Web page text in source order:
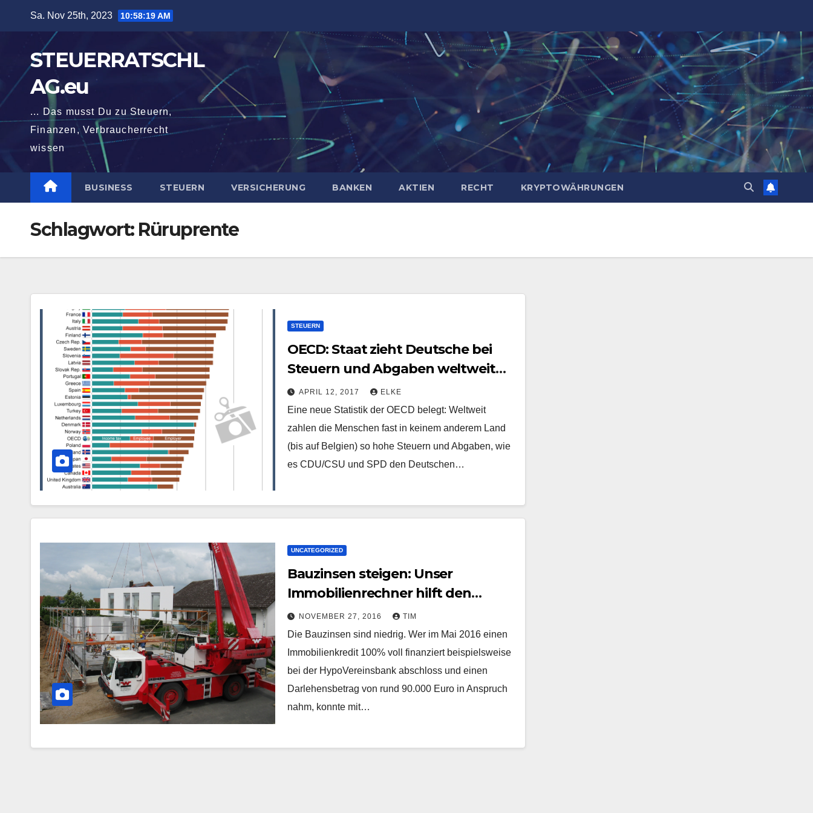
Sa. Nov 25th, 2023 10:58:20 AM
STEUERRATSCHL
AG.eu
... Das musst Du zu Steuern,
Finanzen, Verbraucherrecht
wissen
BUSINESS STEUERN VERSICHERUNG BANKEN AKTIEN RECHT KRYPTOWÄHRUNGEN
Schlagwort: Rüruprente
STEUERN
OECD: Staat zieht Deutsche bei
Steuern und Abgaben weltweit
mit am höchsten ab
APRIL 12, 2017 ELKE
Eine neue Statistik der OECD belegt: Weltweit
zahlen die Menschen fast in keinem anderem Land
(bis auf Belgien) so hohe Steuern und Abgaben, wie
es CDU/CSU und SPD den Deutschen…
UNCATEGORIZED
Bauzinsen steigen: Unser
Immobilienrechner hilft den
Überblick zu Ihren Finanzen zu
behalten
NOVEMBER 27, 2016 TIM
Die Bauzinsen sind niedrig. Wer im Mai 2016 einen
Immobilienkredit 100% voll finanziert beispielsweise
bei der HypoVereinsbank abschloss und einen
Darlehensbetrag von rund 90.000 Euro in Anspruch
nahm, konnte mit…